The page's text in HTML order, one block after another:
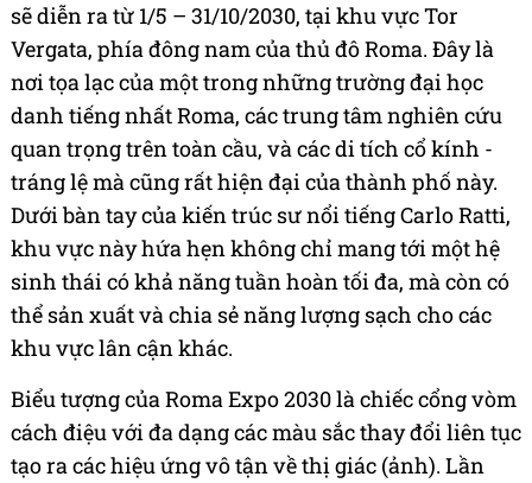
sẽ diễn ra từ 1/5 – 31/10/2030, tại khu vực Tor
Vergata, phía đông nam của thủ đô Roma. Đây là
nơi tọa lạc của một trong những trường đại học
danh tiếng nhất Roma, các trung tâm nghiên cứu
quan trọng trên toàn cầu, và các di tích cổ kính -
tráng lệ mà cũng rất hiện đại của thành phố này.
Dưới bàn tay của kiến trúc sư nổi tiếng Carlo Ratti,
khu vực này hứa hẹn không chỉ mang tới một hệ
sinh thái có khả năng tuần hoàn tối đa, mà còn có
thể sản xuất và chia sẻ năng lượng sạch cho các
khu vực lân cận khác.
Biểu tượng của Roma Expo 2030 là chiếc cổng vòm
cách điệu với đa dạng các màu sắc thay đổi liên tục
tạo ra các hiệu ứng vô tận về thị giác (ảnh). Lần